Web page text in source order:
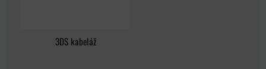
3DS kabeláž